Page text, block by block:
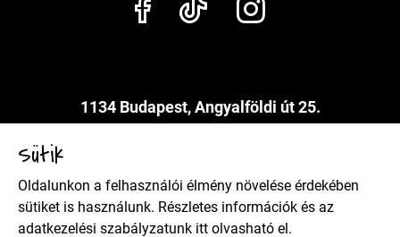
1134 Budapest, Angyalföldi út 25.
Adatkezelési szabályzat
Sütik
Oldalunkon a felhasználói élmény növelése érdekében
sütiket is használunk. Részletes információk és az
adatkezelési szabályzatunk itt olvasható el.